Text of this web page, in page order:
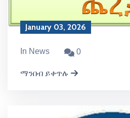
January 03, 2026
In News 0
ማንበብ ይቀጥሉ